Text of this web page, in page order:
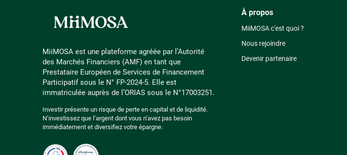
MiiMOSA est une plateforme agréée par l’Autorité
des Marchés Financiers (AMF) en tant que
Prestataire Européen de Services de Financement
Participatif sous le N° FP-2024-5. Elle est
immatriculée auprès de l’ORIAS sous le N°17003251.
Investir présente un risque de perte en capital et de liquidité.
N’investissez que l’argent dont vous n’avez pas besoin
immédiatement et diversifiez votre épargne.
À propos
MiiMOSA c'est quoi ?
Nous rejoindre
Devenir partenaire